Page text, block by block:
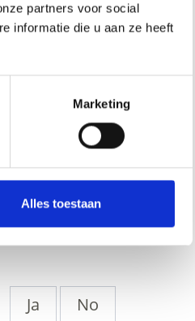
partners voor social
informatie die u aan ze heeft
Marketing
Alles toestaan
Ja No